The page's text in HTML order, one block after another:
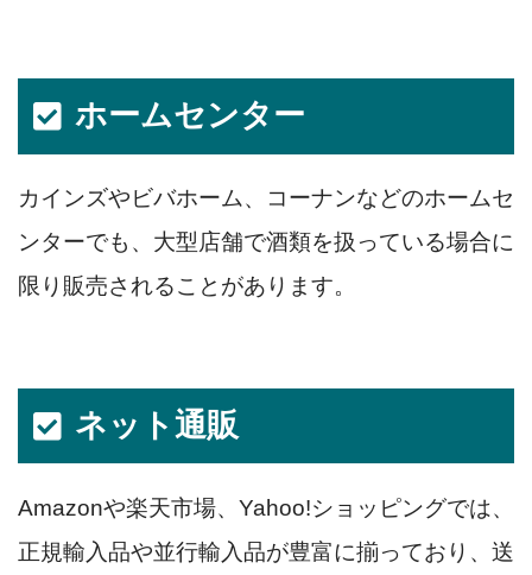
ホームセンター
カインズやビバホーム、コーナンなどのホームセ
ンターでも、大型店舗で酒類を扱っている場合に
限り販売されることがあります。
ネット通販
Amazonや楽天市場、Yahoo!ショッピングでは、
正規輸入品や並行輸入品が豊富に揃っており、送